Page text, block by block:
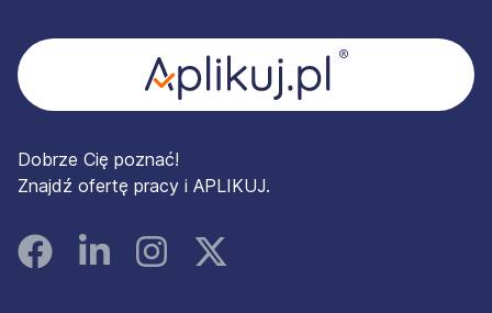
Dobrze Cię poznać!
Znajdź ofertę pracy i APLIKUJ.
FacebookLinked InInstagramInstagram